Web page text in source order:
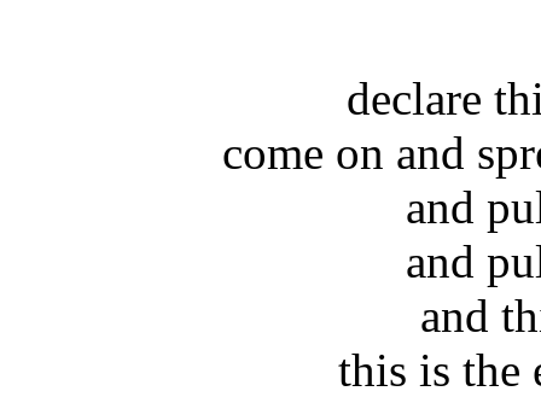
declare
come on and
and
and
and
this is the